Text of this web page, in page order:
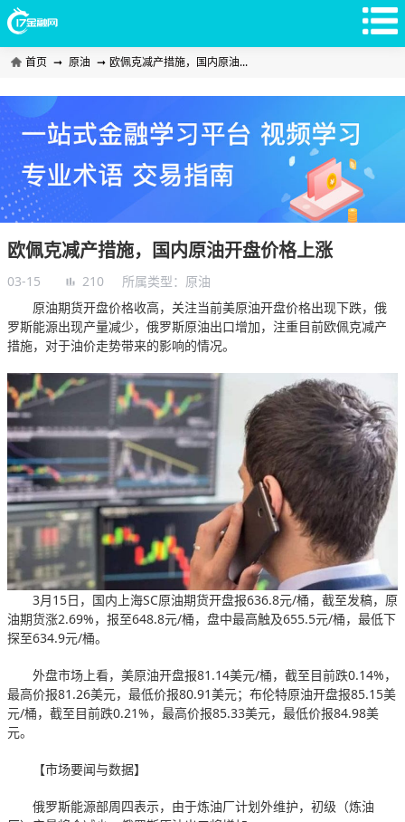
首页 ➞ 原油 ➞ 欧佩克减产措施，国内原油...
欧佩克减产措施，国内原油开盘价格上涨
03-15 210 所属类型： 原油
原油期货开盘价格收高，关注当前美原油开盘价格出现下跌，俄
罗斯能源出现产量减少，俄罗斯原油出口增加，注重目前欧佩克减产
措施，对于油价走势带来的影响的情况。
3月15日，国内上海SC原油期货开盘报636.8元/桶，截至发稿，原
油期货涨2.69%，报至648.8元/桶，盘中最高触及655.5元/桶，最低下
探至634.9元/桶。
外盘市场上看，美原油开盘报81.14美元/桶，截至目前跌0.14%，
最高价报81.26美元，最低价报80.91美元；布伦特原油开盘报85.15美
元/桶，截至目前跌0.21%，最高价报85.33美元，最低价报84.98美
元。
【市场要闻与数据】
俄罗斯能源部周四表示，由于炼油厂计划外维护，初级（炼油